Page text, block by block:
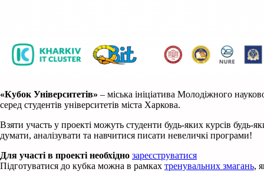
«Кубок Університетів» – міська ініціатива Молодіжного
серед студентів університетів міста Харкова.
Взяти участь у проекті можуть студенти будь-яких курсів будь-
думати, аналізувати та навчитися писати невеличкі програми!
Для участі в проекті необхідно зареєструватися
Підготуватися до кубка можна в рамках тренувальних змагань,